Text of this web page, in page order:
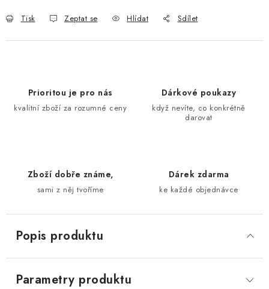
Tisk Zeptat se Hlídat Sdílet
Prioritou je pro nás
kvalitní zboží za rozumné ceny
Dárkové poukazy
když nevíte, co konkrétně
darovat
Zboží dobře známe,
sami z něj tvoříme
Dárek zdarma
ke každé objednávce
Popis produktu
Parametry produktu